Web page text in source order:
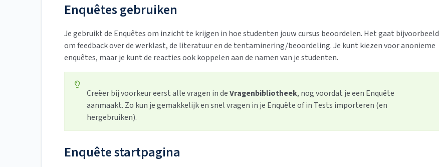
Enquêtes gebruiken
Je gebruikt de Enquêtes om inzicht te krijgen in hoe studenten jouw cursus beoordelen. Het gaat bijvoorbeeld
om feedback over de werklast, de literatuur en de tentaminering/beoordeling. Je kunt kiezen voor anonieme
enquêtes, maar je kunt de reacties ook koppelen aan de namen van je studenten.
Creëer bij voorkeur eerst alle vragen in deVragenbibliotheek, nog voordat je een Enquête
aanmaakt. Zo kun je gemakkelijk en snel vragen in je Enquête of in Tests importeren (en
hergebruiken).
Enquête startpagina